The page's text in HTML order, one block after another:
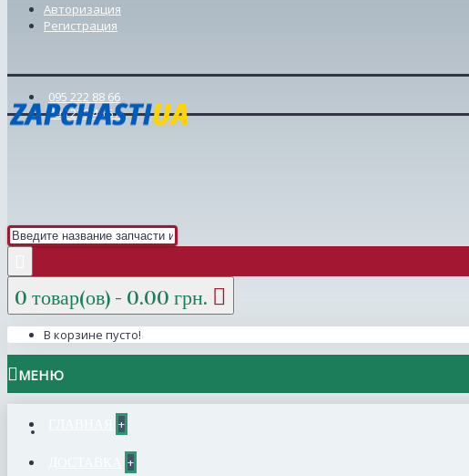
Авторизация
Регистрация
095 222 88 66
098 239 46 57
0 товар(ов) - 0.00 грн.
В корзине пусто!
МЕНЮ
+
+